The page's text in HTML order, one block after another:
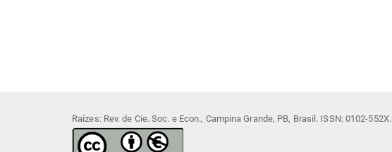
Raízes: Rev. de Cie. Soc. e Econ., Campina Grande, PB, Brasil. ISSN: 0102-